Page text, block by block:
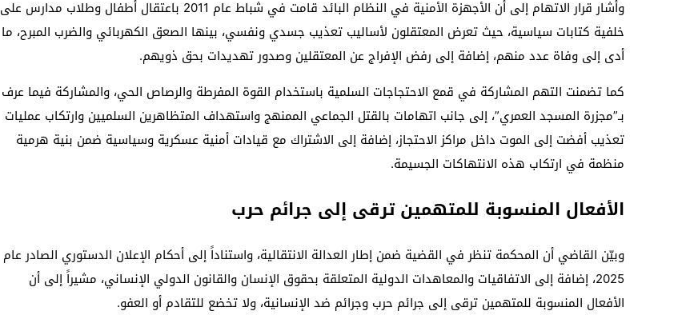
وأشار قرار الاتهام إلى أن الأجهزة الأمنية في النظام البائد قامت في شباط عام 2011 باعتقال أطفال وطلاب مدارس على
خلفية كتابات سياسية، حيث تعرض المعتقلون لأساليب تعذيب جسدي ونفسي، بينها الصعق الكهربائي والضرب المبرح، ما
أدى إلى وفاة عدد منهم، إضافة إلى رفض الإفراج عن المعتقلين وصدور تهديدات بحق ذويهم.
كما تضمنت التهم المشاركة في قمع الاحتجاجات السلمية باستخدام القوة المفرطة والرصاص الحي، والمشاركة فيما عرف
بـ”مجزرة المسجد العمري”، إلى جانب اتهامات بالقتل الجماعي الممنهج واستهداف المتظاهرين السلميين وارتكاب عمليات
تعذيب أفضت إلى الموت داخل مراكز الاحتجاز، إضافة إلى الاشتراك مع قيادات أمنية عسكرية وسياسية ضمن بنية هرمية
منظمة في ارتكاب هذه الانتهاكات الجسيمة.
الأفعال المنسوبة للمتهمين ترقى إلى جرائم حرب
وبيّن القاضي أن المحكمة تنظر في القضية ضمن إطار العدالة الانتقالية، واستناداً إلى أحكام الإعلان الدستوري الصادر عام
2025، إضافة إلى الاتفاقيات والمعاهدات الدولية المتعلقة بحقوق الإنسان والقانون الدولي الإنساني، مشيراً إلى أن
الأفعال المنسوبة للمتهمين ترقى إلى جرائم حرب وجرائم ضد الإنسانية، ولا تخضع للتقادم أو العفو.